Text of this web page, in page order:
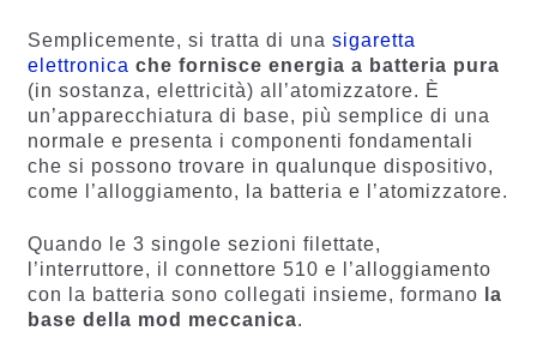
Semplicemente, si tratta di una sigaretta
elettronica che fornisce energia a batteria pura
(in sostanza, elettricità) all’atomizzatore. È
un’apparecchiatura di base, più semplice di una
normale e presenta i componenti fondamentali
che si possono trovare in qualunque dispositivo,
come l’alloggiamento, la batteria e l’atomizzatore.
Quando le 3 singole sezioni filettate,
l’interruttore, il connettore 510 e l’alloggiamento
con la batteria sono collegati insieme, formano
la
base della mod meccanica.